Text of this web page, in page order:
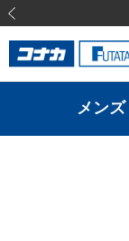
前の画像
メンズ